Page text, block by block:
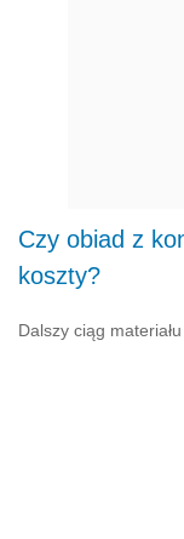
Czy obiad z
koszty?
Dalszy ciąg